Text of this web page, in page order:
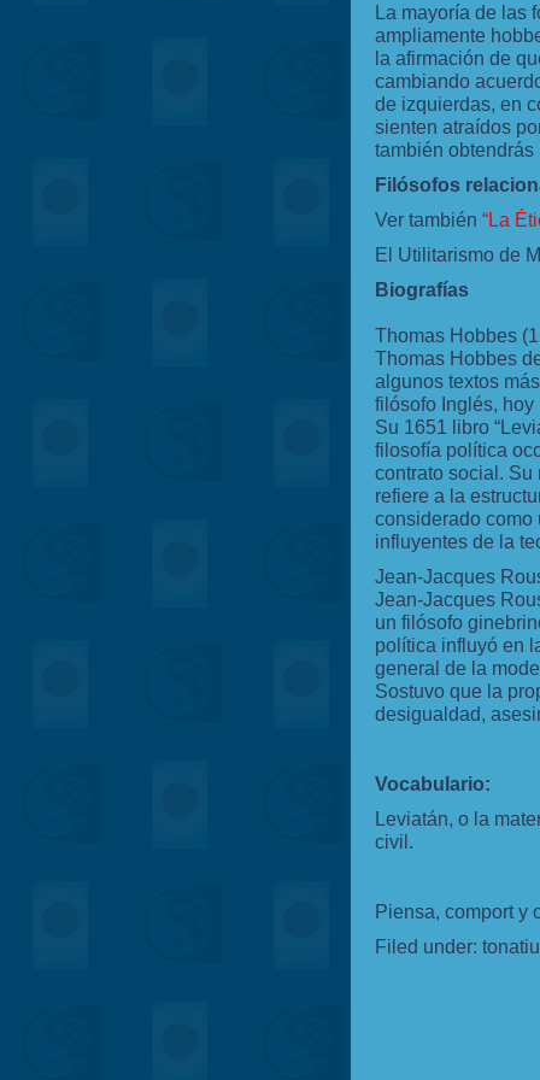
La mayoría de las
ampliamente
la afirmación de
cambiando
de izquierdas, en
sienten atraídos
también obtendrás
Filósofos
Ver también “La
El Utilitarismo de
Biografías
Thomas Hobbes
Thomas Hobbes
algunos textos
filósofo Inglés,
Su 1651 libro
filosofía política
contrato social.
refiere a la
considerado como
influyentes de la
Jean-Jacques
Jean-Jacques
un filósofo
política influyó en
general de la
Sostuvo que la
desigualdad,
Vocabulario:
Leviatán, o la
civil.
Piensa, comport y
Filed under: